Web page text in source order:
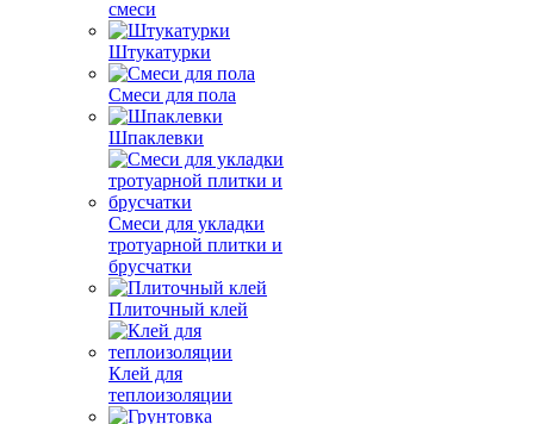
смеси
Штукатурки
Смеси для пола
Шпаклевки
Смеси для укладки
тротуарной плитки и
брусчатки
Плиточный клей
Клей для
теплоизоляции